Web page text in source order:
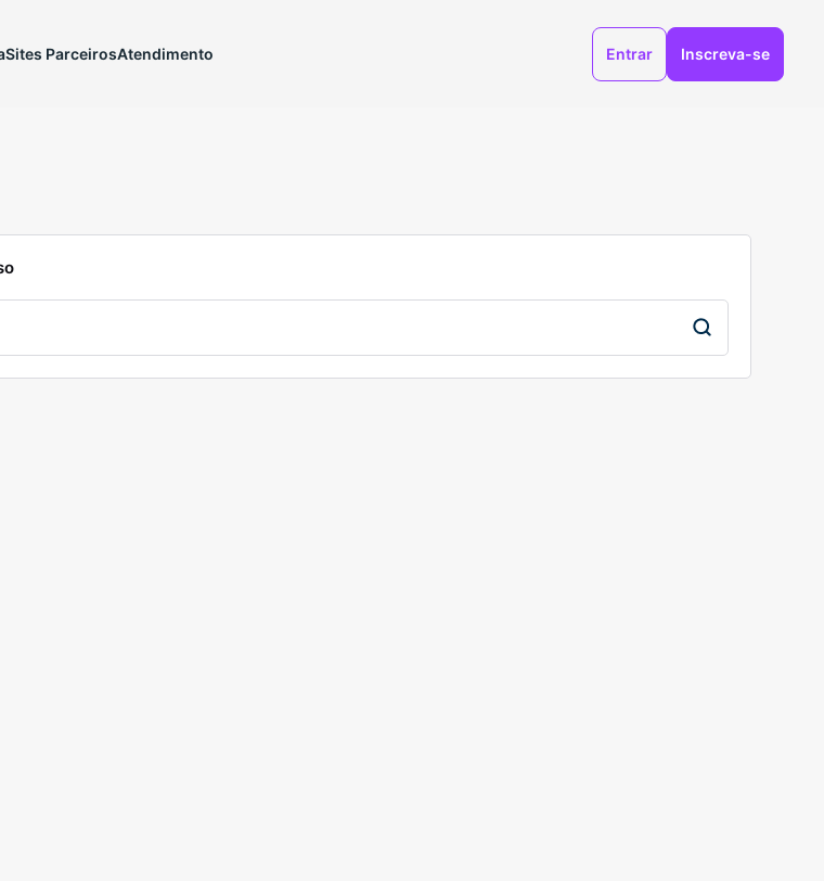
Sites ParceirosAtendimento Entrar Inscreva-se